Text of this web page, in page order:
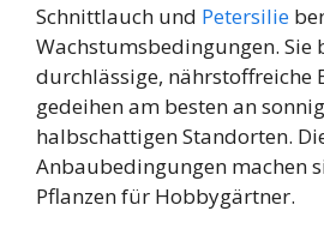
Schnittlauch und Petersilie
Wachstumsbedingungen. Sie
durchlässige, nährstoffreiche
gedeihen am besten an
halbschattigen Standorten.
Anbaubedingungen machen
Pflanzen für Hobbygärtner.